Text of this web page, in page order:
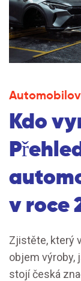
Kdo
v roce
Zjistěte, který
objem výroby,
stojí česká